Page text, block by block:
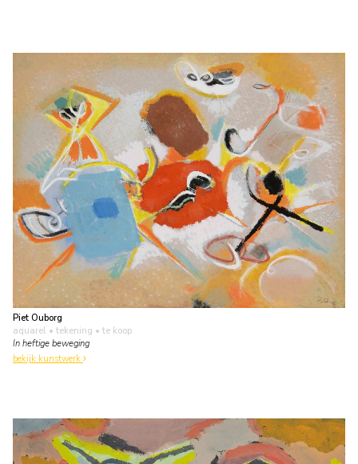
Piet Ouborg
aquarel • tekening • te koop
In heftige beweging
bekijk kunstwerk